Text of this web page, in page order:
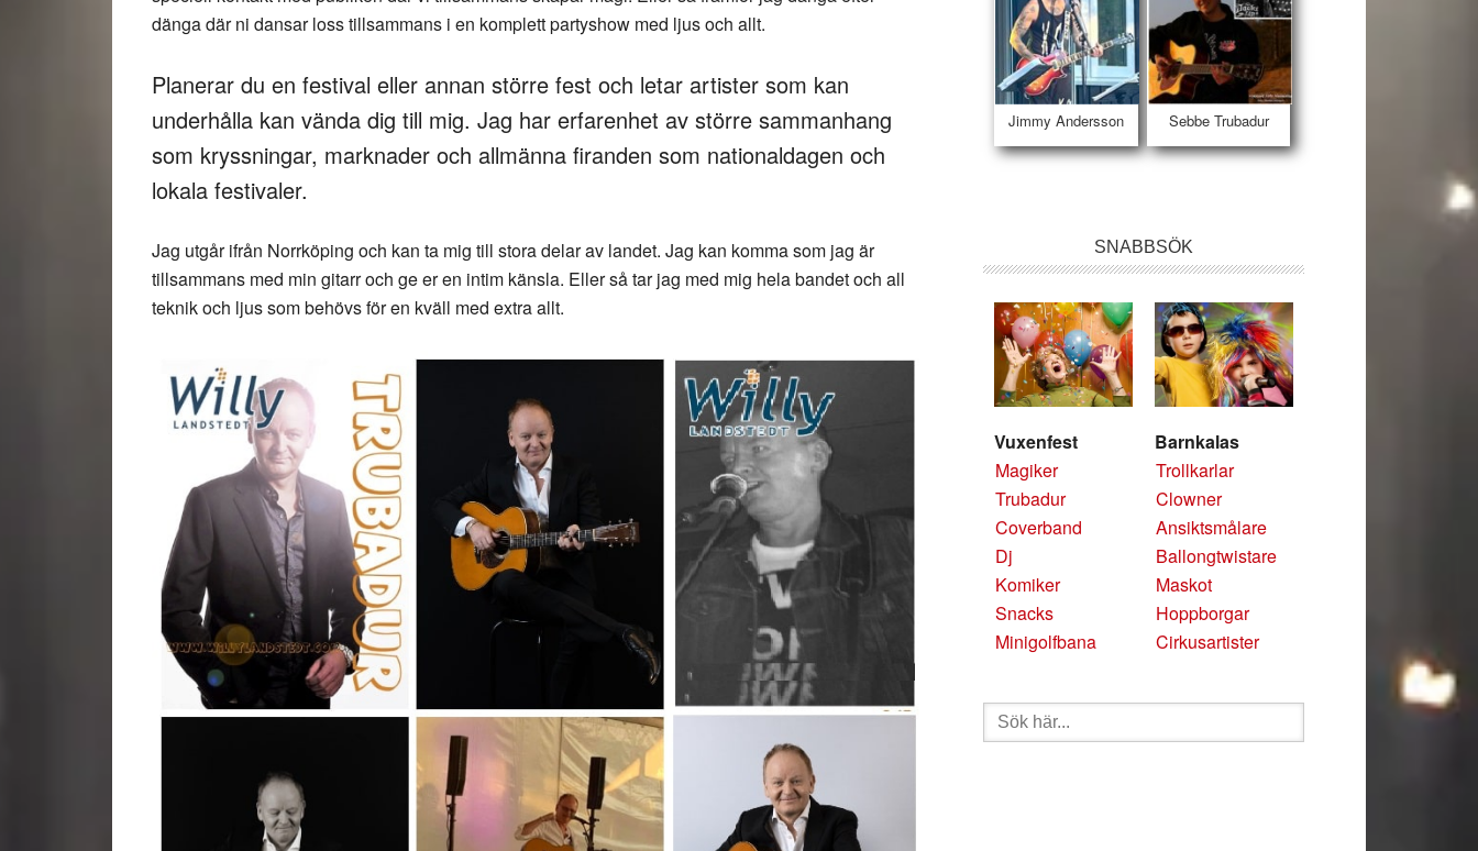
dänga där ni dansar loss tillsammans i en komplett partyshow med ljus och allt.
Planerar du en festival eller annan större fest och letar artister som kan
underhålla kan vända dig till mig. Jag har erfarenhet av större sammanhang
som kryssningar, marknader och allmänna firanden som nationaldagen och
lokala festivaler.
Jag utgår ifrån Norrköping och kan ta mig till stora delar av landet. Jag kan komma som jag är
tillsammans med min gitarr och ge er en intim känsla. Eller så tar jag med mig hela bandet och all
teknik och ljus som behövs för en kväll med extra allt.
Jimmy Andersson Sebbe Trubadur
SNABBSÖK
Vuxenfest
Magiker
Trubadur
Coverband
Dj
Komiker
Snacks
Minigolfbana
Barnkalas
Trollkarlar
Clowner
Ansiktsmålare
Ballongtwistare
Maskot
Hoppborgar
Cirkusartister
Sök
efter: